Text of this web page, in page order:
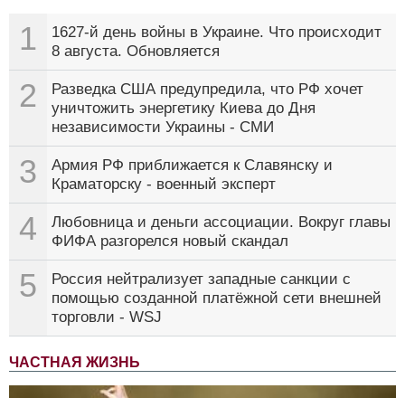
1
1627-й день войны в Украине. Что происходит
8 августа. Обновляется
2
Разведка США предупредила, что РФ хочет
уничтожить энергетику Киева до Дня
независимости Украины - СМИ
3
Армия РФ приближается к Славянску и
Краматорску - военный эксперт
4
Любовница и деньги ассоциации. Вокруг главы
ФИФА разгорелся новый скандал
5
Россия нейтрализует западные санкции с
помощью созданной платёжной сети внешней
торговли - WSJ
ЧАСТНАЯ ЖИЗНЬ